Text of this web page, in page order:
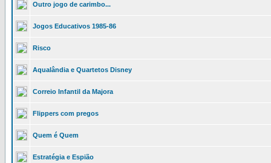
Outro jogo de carimbo...
Jogos Educativos 1985-86
Risco
Aqualândia e Quartetos Disney
Correio Infantil da Majora
Flippers com pregos
Quem é Quem
Estratégia e Espião